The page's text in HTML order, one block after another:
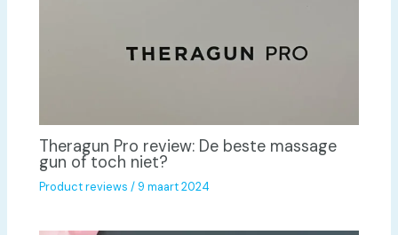
Theragun Pro review: De beste massage
gun of toch niet?
Product reviews / 9 maart 2024